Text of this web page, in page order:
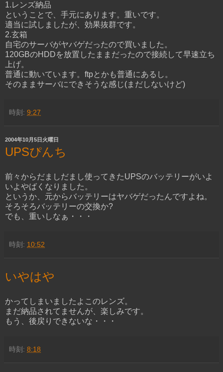
1.レンズ納品
ということで、手元にあります。重いです。
適当に試しましたが、効果抜群です。
2.玄箱
自宅のサーバがヤバゲだったので買いました。
120GBのHDDを放置したままだったので接続して早速立ち
上げ。
普通に動いています。ftpとかも普通にあるし。
そのままサーバにできそうな感じ(まだしないけど)
時刻: 9:27
2004年10月5日火曜日
UPSぴんち
前々からだましだまし使ってきたUPSのバッテリーがいよ
いよやばくなりました。
というか、元からバッテリーはヤバゲだったんですよね。
そろそろバッテリーの交換か?
でも、重いしなぁ・・・
時刻: 10:52
いやはや
かってしまいましたよこのレンズ。
まだ納品されてませんが、楽しみです。
もう、後戻りできないな・・・
時刻: 8:18